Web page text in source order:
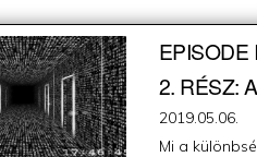
EPISODE
2. RÉSZ:
Posted
on
2019.05.06.
Mi a